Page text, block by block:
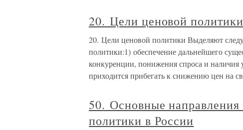
20. Цели ценовой политики
20. Цели ценовой политики Выделяют
политики:1) обеспечение дальнейшего
конкуренции, понижения спроса и
приходится прибегать к снижению цен на
50. Основные направления
политики в России